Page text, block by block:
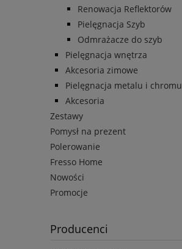
Renowacja Reflektorów
Pielęgnacja Szyb
Odmrażacze do szyb
Pielęgnacja wnętrza
Akcesoria zimowe
Pielęgnacja metalu i chromu
Akcesoria
Zestawy
Pomysł na prezent
Polerowanie
Fresso Home
Nowości
Promocje
Producenci